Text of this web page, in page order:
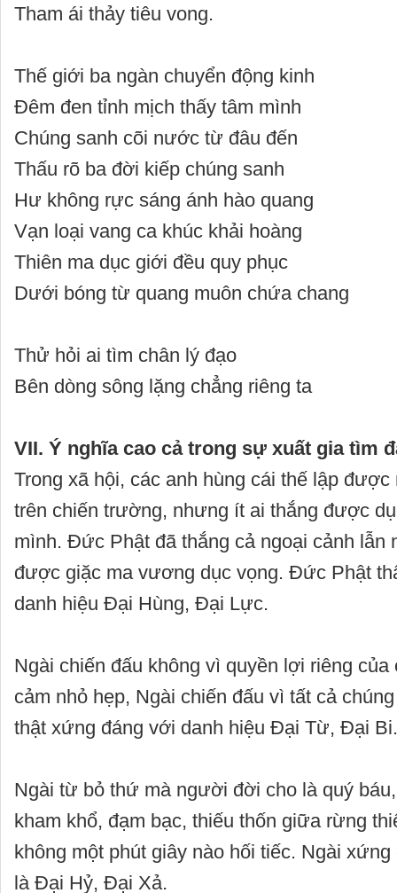
Tham ái thảy tiêu vong.
Thế giới ba ngàn chuyển động kinh
Đêm đen tỉnh mịch thấy tâm mình
Chúng sanh cõi nước từ đâu đến
Thấu rõ ba đời kiếp chúng sanh
Hư không rực sáng ánh hào quang
Vạn loại vang ca khúc khải hoàng
Thiên ma dục giới đều quy phục
Dưới bóng từ quang muôn chứa chang
Thử hỏi ai tìm chân lý đạo
Bên dòng sông lặng chẳng riêng ta
VII. Ý nghĩa cao cả trong sự xuất gia tìm
Trong xã hội, các anh hùng cái thế lập được
trên chiến trường, nhưng ít ai thắng được
mình. Đức Phật đã thắng cả ngoại cảnh lẫn
được giặc ma vương dục vọng. Đức Phật
danh hiệu Đại Hùng, Đại Lực.
Ngài chiến đấu không vì quyền lợi riêng
cảm nhỏ hẹp, Ngài chiến đấu vì tất cả
thật xứng đáng với danh hiệu Đại Từ, Đại Bi.
Ngài từ bỏ thứ mà người đời cho là quý
kham khổ, đạm bạc, thiếu thốn giữa rừng
không một phút giây nào hối tiếc. Ngài
là Đại Hỷ, Đại Xả.